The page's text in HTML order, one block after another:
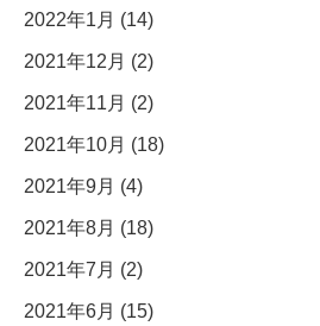
2022年1月 (14)
2021年12月 (2)
2021年11月 (2)
2021年10月 (18)
2021年9月 (4)
2021年8月 (18)
2021年7月 (2)
2021年6月 (15)